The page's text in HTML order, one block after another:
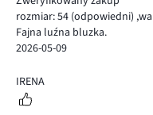
rozmiar: 54 (odpowiedni) ,
Fajna luźna bluzka.
2026-05-09
5
IRENA